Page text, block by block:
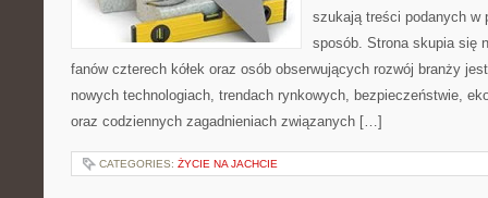
szukają treści podanych w
sposób. Strona skupia się
fanów czterech kółek oraz osób obserwujących rozwój branży
nowych technologiach, trendach rynkowych, bezpieczeństwie,
oraz codziennych zagadnieniach związanych […]
CATEGORIES: ŻYCIE NA JACHCIE